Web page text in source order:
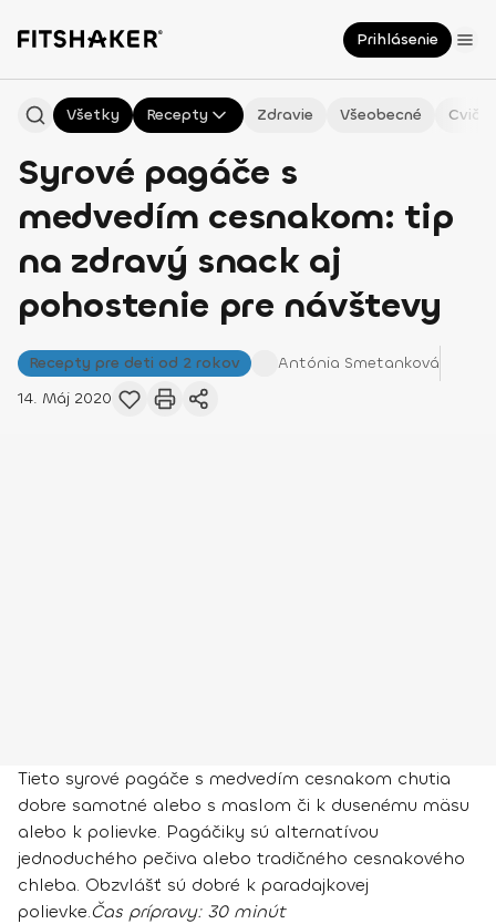
Prihlásenie
Všetky Recepty Zdravie Všeobecné
Syrové pagáče s
medvedím cesnakom: tip
na zdravý snack aj
pohostenie pre návštevy
Recepty pre deti od 2 rokov Antónia Smetanková
14. Máj 2020
Tieto syrové pagáče s medvedím cesnakom chutia
dobre samotné alebo s maslom či k dusenému mäsu
alebo k polievke. Pagáčiky sú alternatívou
jednoduchého pečiva alebo tradičného cesnakového
chleba. Obzvlášť sú dobré k paradajkovej
polievke.Čas prípravy: 30 minút